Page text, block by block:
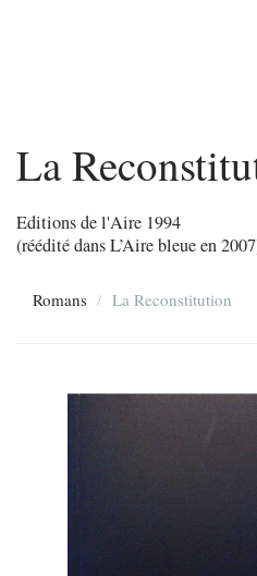
La
Editions de l'Aire 1994
(réédité dans L’Aire bleue en
Romans La Reconstitution